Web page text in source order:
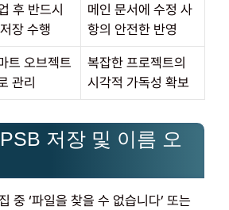
후 반드시
장 수행
메인 문서에 수정 사
항의 안전한 반영
트 오브젝트
관리
복잡한 프로젝트의
시각적 가독성 확보
저장 및 이름 오
중 ‘파일을 찾을 수 없습니다’ 또는